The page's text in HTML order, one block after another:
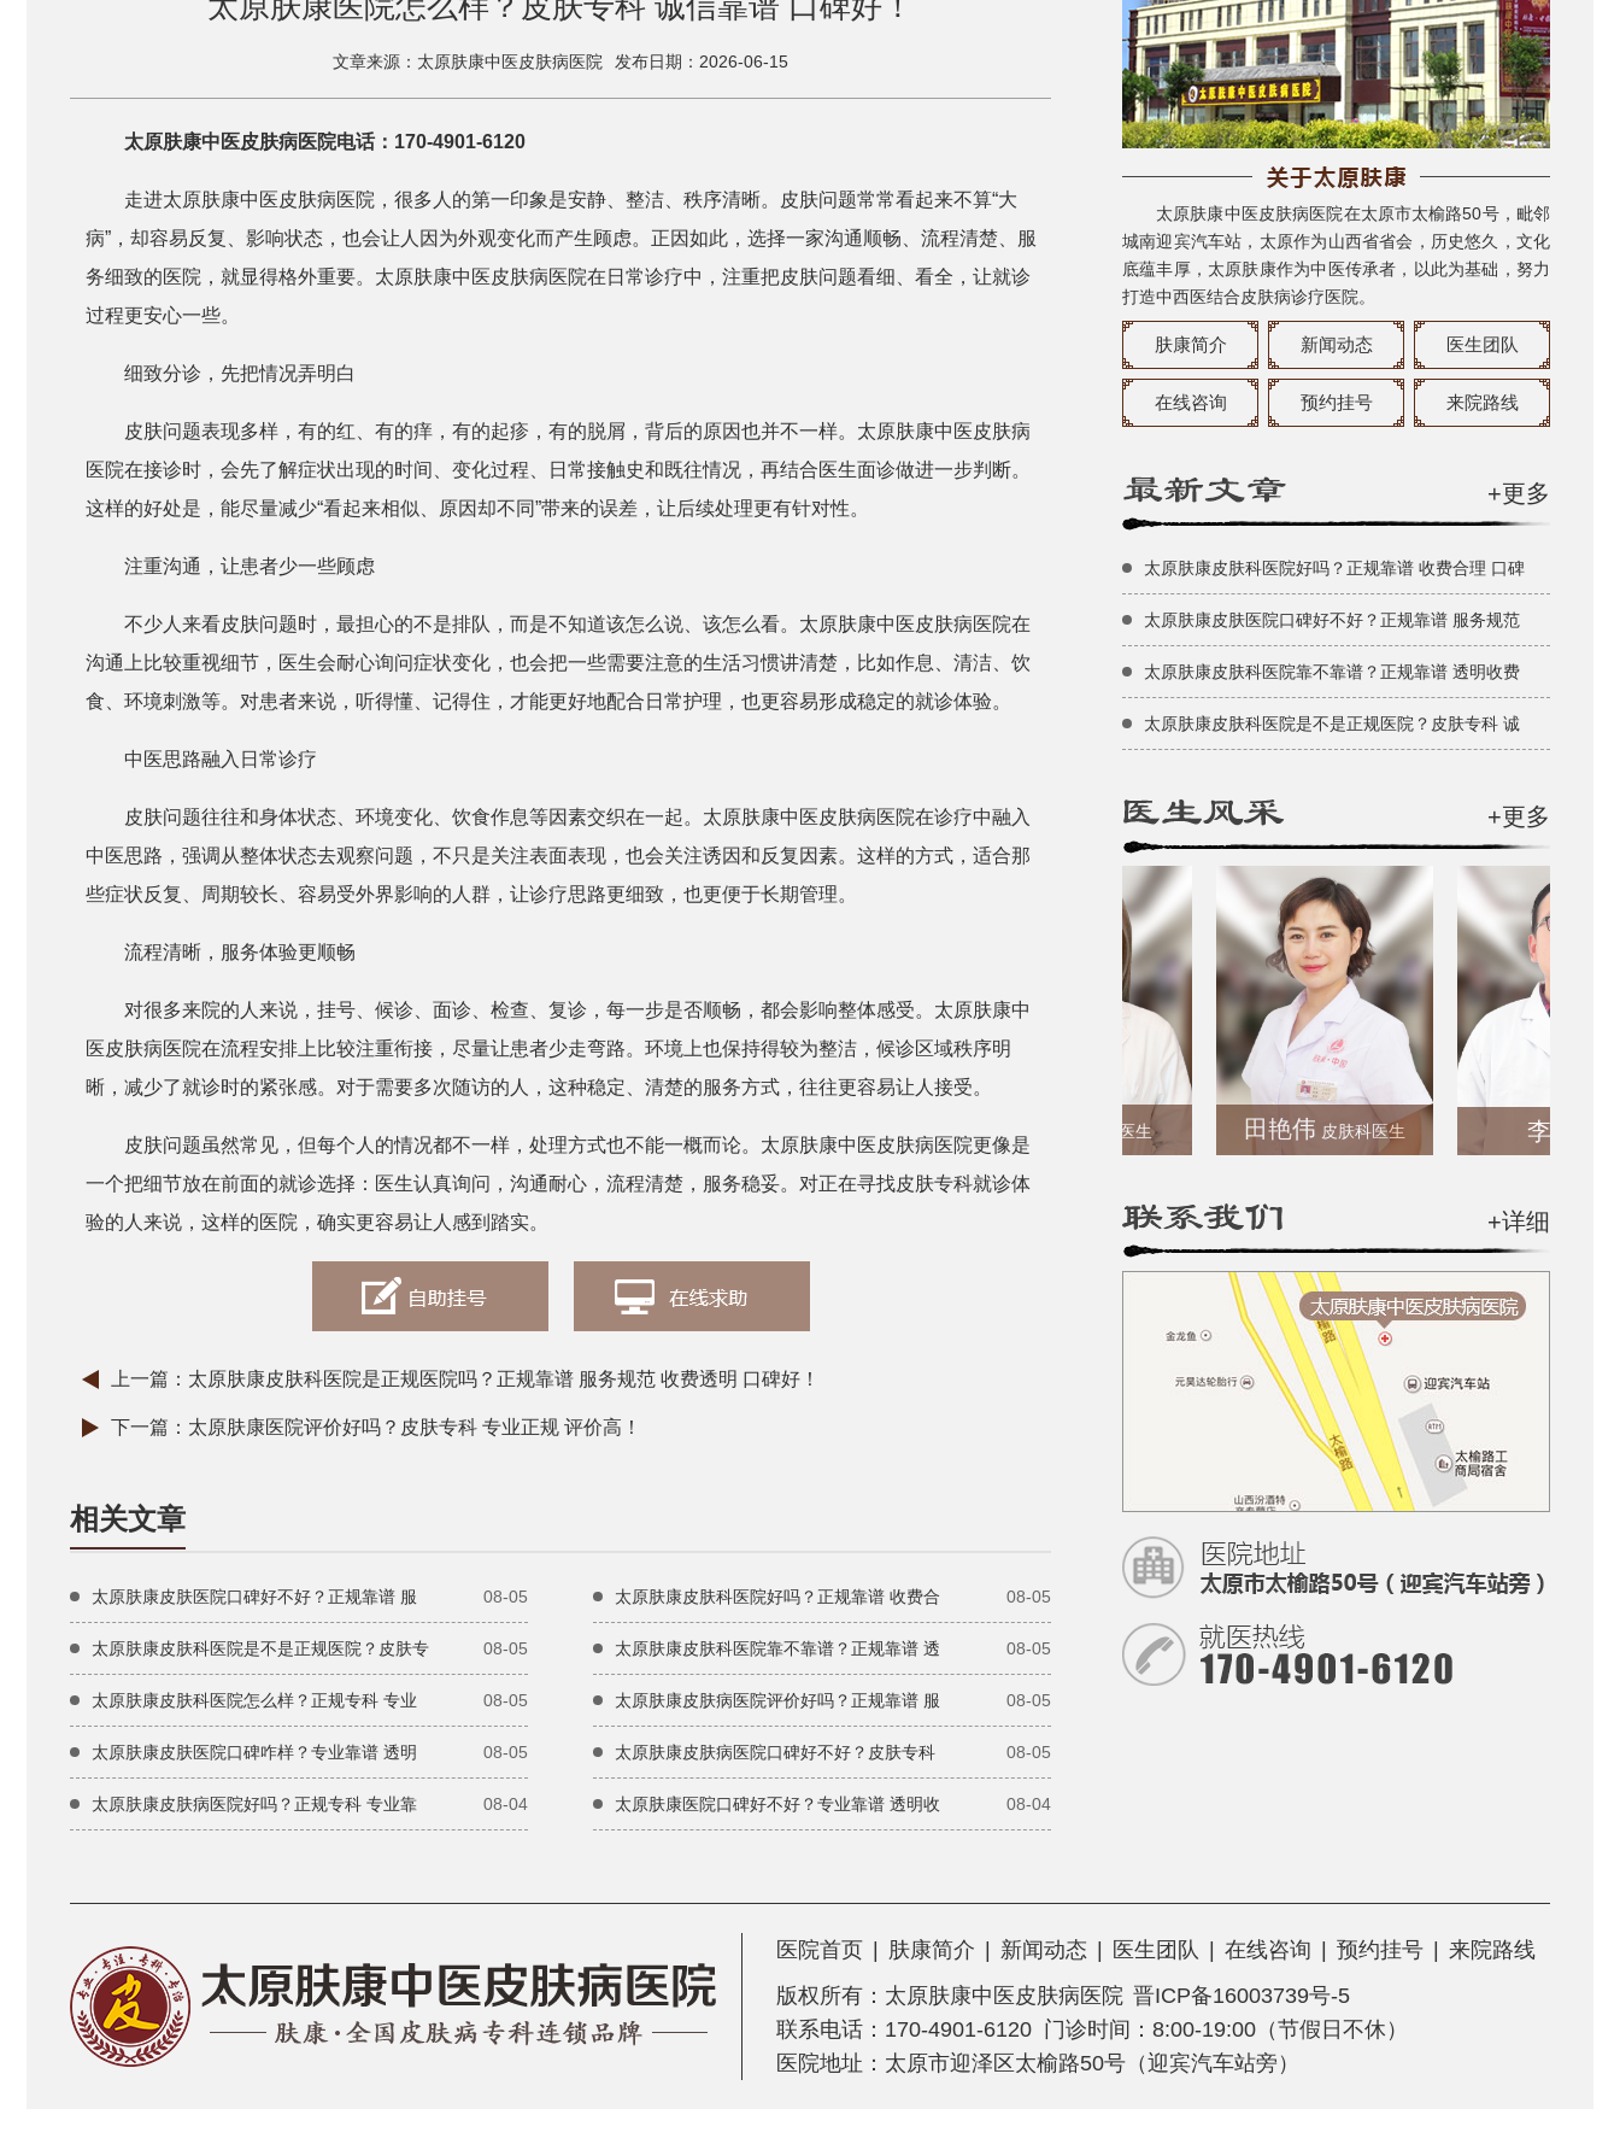
文章来源：太原肤康中医皮肤病医院 发布日期：2026-06-15
太原肤康中医皮肤病医院电话：170-4901-6120
走进太原肤康中医皮肤病医院，很多人的第一印象是安静、整洁、秩序清晰。皮肤问题常常看起来不算“大
病”，却容易反复、影响状态，也会让人因为外观变化而产生顾虑。正因如此，选择一家沟通顺畅、流程清楚、服
务细致的医院，就显得格外重要。太原肤康中医皮肤病医院在日常诊疗中，注重把皮肤问题看细、看全，让就诊
过程更安心一些。
细致分诊，先把情况弄明白
皮肤问题表现多样，有的红、有的痒，有的起疹，有的脱屑，背后的原因也并不一样。太原肤康中医皮肤病
医院在接诊时，会先了解症状出现的时间、变化过程、日常接触史和既往情况，再结合医生面诊做进一步判断。
这样的好处是，能尽量减少“看起来相似、原因却不同”带来的误差，让后续处理更有针对性。
注重沟通，让患者少一些顾虑
不少人来看皮肤问题时，最担心的不是排队，而是不知道该怎么说、该怎么看。太原肤康中医皮肤病医院在
沟通上比较重视细节，医生会耐心询问症状变化，也会把一些需要注意的生活习惯讲清楚，比如作息、清洁、饮
食、环境刺激等。对患者来说，听得懂、记得住，才能更好地配合日常护理，也更容易形成稳定的就诊体验。
中医思路融入日常诊疗
皮肤问题往往和身体状态、环境变化、饮食作息等因素交织在一起。太原肤康中医皮肤病医院在诊疗中融入
中医思路，强调从整体状态去观察问题，不只是关注表面表现，也会关注诱因和反复因素。这样的方式，适合那
些症状反复、周期较长、容易受外界影响的人群，让诊疗思路更细致，也更便于长期管理。
流程清晰，服务体验更顺畅
对很多来院的人来说，挂号、候诊、面诊、检查、复诊，每一步是否顺畅，都会影响整体感受。太原肤康中
医皮肤病医院在流程安排上比较注重衔接，尽量让患者少走弯路。环境上也保持得较为整洁，候诊区域秩序明
晰，减少了就诊时的紧张感。对于需要多次随访的人，这种稳定、清楚的服务方式，往往更容易让人接受。
皮肤问题虽然常见，但每个人的情况都不一样，处理方式也不能一概而论。太原肤康中医皮肤病医院更像是
一个把细节放在前面的就诊选择：医生认真询问，沟通耐心，流程清楚，服务稳妥。对正在寻找皮肤专科就诊体
验的人来说，这样的医院，确实更容易让人感到踏实。
上一篇： 太原肤康皮肤科医院是正规医院吗？正规靠谱 服务规范 收费透明 口碑好！
下一篇： 太原肤康医院评价好吗？皮肤专科 专业正规 评价高！
相关文章
太原肤康皮肤医院口碑好不好？正规靠谱 服 08-05 太原肤康皮肤科医院好吗？正规靠谱 收费合 08-05
太原肤康皮肤科医院是不是正规医院？皮肤专 08-05 太原肤康皮肤科医院靠不靠谱？正规靠谱 透 08-05
太原肤康皮肤科医院怎么样？正规专科 专业 08-05 太原肤康皮肤病医院评价好吗？正规靠谱 服 08-05
太原肤康皮肤医院口碑咋样？专业靠谱 透明 08-05 太原肤康皮肤病医院口碑好不好？皮肤专科 08-05
太原肤康皮肤病医院好吗？正规专科 专业靠 08-04 太原肤康医院口碑好不好？专业靠谱 透明收 08-04
太原肤康中医皮肤病医院在太原市太榆路50号，毗邻
城南迎宾汽车站，太原作为山西省省会，历史悠久，文化
底蕴丰厚，太原肤康作为中医传承者，以此为基础，努力
打造中西医结合皮肤病诊疗医院。
肤康简介 新闻动态 医生团队
在线咨询 预约挂号 来院路线
+更多
太原肤康皮肤科医院好吗？正规靠谱 收费合理 口碑
太原肤康皮肤医院口碑好不好？正规靠谱 服务规范
太原肤康皮肤科医院靠不靠谱？正规靠谱 透明收费
太原肤康皮肤科医院是不是正规医院？皮肤专科 诚
+更多
田艳伟 皮肤科医生 李正彬
+详细
医院首页 | 肤康简介 | 新闻动态 | 医生团队 | 在线咨询 | 预约挂号 | 来院路线
版权所有： 太原肤康中医皮肤病医院 晋ICP备16003739号-5
联系电话：170-4901-6120 门诊时间：8:00-19:00（节假日不休）
医院地址：太原市迎泽区太榆路50号（迎宾汽车站旁）